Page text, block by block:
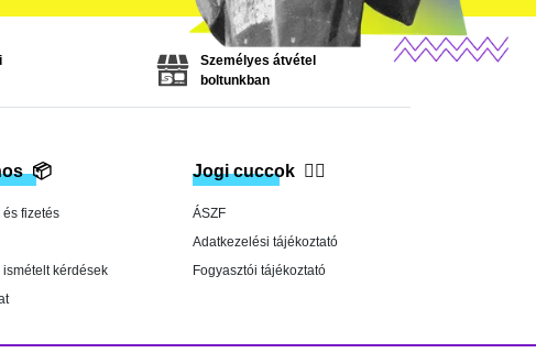
Személyes átvétel
boltunkban
📦
fizetés
ismételt kérdések
Jogi cuccok 👨‍⚖️
ÁSZF
Adatkezelési tájékoztató
Fogyasztói tájékoztató